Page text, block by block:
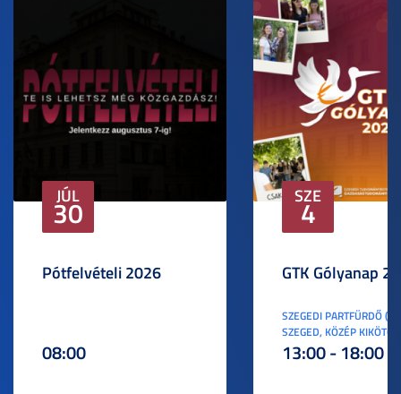
JÚL
30
Pótfelvételi 2026
08:00
SZE
4
GTK Gólyanap
SZEGEDI PARTFÜRDŐ
SZEGED, KÖZÉP KIKÖTŐ
13:00 - 18:00